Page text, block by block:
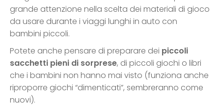
grande attenzione nella scelta dei materiali di gioco
da usare durante i viaggi lunghi in auto con
bambini piccoli.
Potete anche pensare di preparare dei piccoli
sacchetti pieni di sorprese, di piccoli giochi o libri
che i bambini non hanno mai visto (funziona anche
riproporre giochi “dimenticati”, sembreranno come
nuovi).